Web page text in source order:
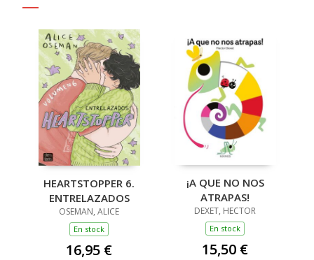
HEARTSTOPPER 6.
ENTRELAZADOS
OSEMAN, ALICE
En stock
16,95 €
¡A QUE NO NOS
ATRAPAS!
DEXET, HECTOR
En stock
15,50 €